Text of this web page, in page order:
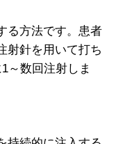
る方法です。患者
射針を用いて打ち
～数回注射しま